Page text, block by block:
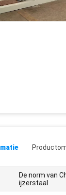
De norm van
ijzerstaal